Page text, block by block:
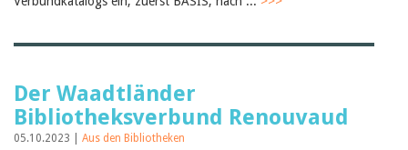
Der Waadtländer
Bibliotheksverbund Renouvaud
05.10.2023 | Aus den Bibliotheken